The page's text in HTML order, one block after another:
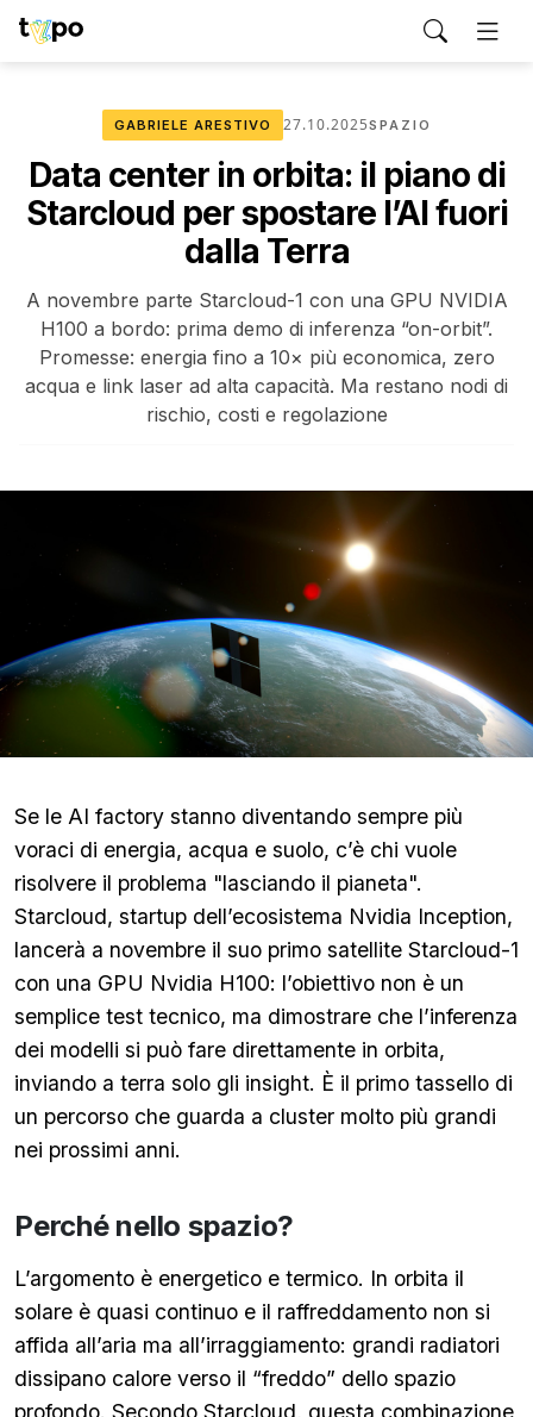
GABRIELE ARESTIVO 27.10.2025SPAZIO
Data center in orbita: il piano di
Starcloud per spostare l’AI fuori
dalla Terra
A novembre parte Starcloud-1 con una GPU NVIDIA
H100 a bordo: prima demo di inferenza “on-orbit”.
Promesse: energia fino a 10× più economica, zero
acqua e link laser ad alta capacità. Ma restano nodi di
rischio, costi e regolazione
Se le AI factory stanno diventando sempre più
voraci di energia, acqua e suolo, c’è chi vuole
risolvere il problema "lasciando il pianeta".
Starcloud, startup dell’ecosistema Nvidia Inception,
lancerà a novembre il suo primo satellite Starcloud-1
con una GPU Nvidia H100: l’obiettivo non è un
semplice test tecnico, ma dimostrare che l’inferenza
dei modelli si può fare direttamente in orbita,
inviando a terra solo gli insight. È il primo tassello di
un percorso che guarda a cluster molto più grandi
nei prossimi anni.
Perché nello spazio?
L’argomento è energetico e termico. In orbita il
solare è quasi continuo e il raffreddamento non si
affida all’aria ma all’irraggiamento: grandi radiatori
dissipano calore verso il “freddo” dello spazio
profondo. Secondo Starcloud, questa combinazione